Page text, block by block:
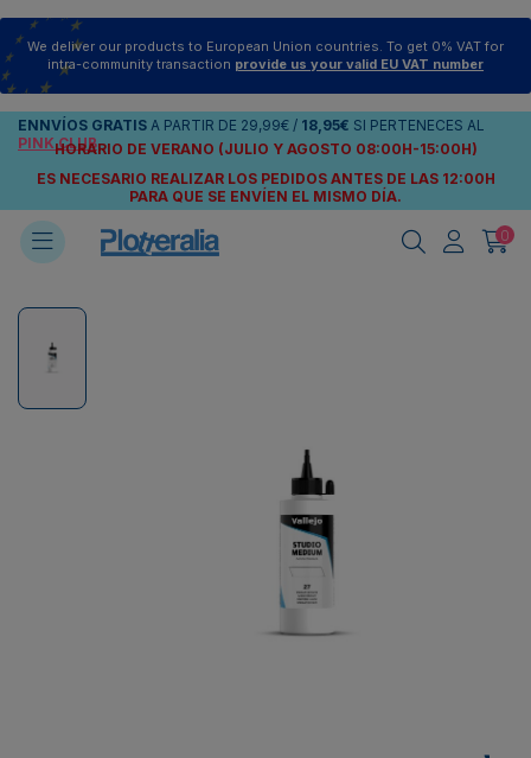
We deliver our products to European Union countries. To get 0% VAT for
intra-community transaction provide us your valid EU VAT number
ENNVÍOS GRATIS A PARTIR DE 29,99€ / 18,95€ SI PERTENECES AL
PINK CLUB
HORARIO DE VERANO (JULIO Y AGOSTO 08:00H-15:00H)
ES NECESARIO REALIZAR LOS PEDIDOS ANTES DE LAS 12:00H
PARA QUE SE ENVÍEN EL MISMO DÍA.
0